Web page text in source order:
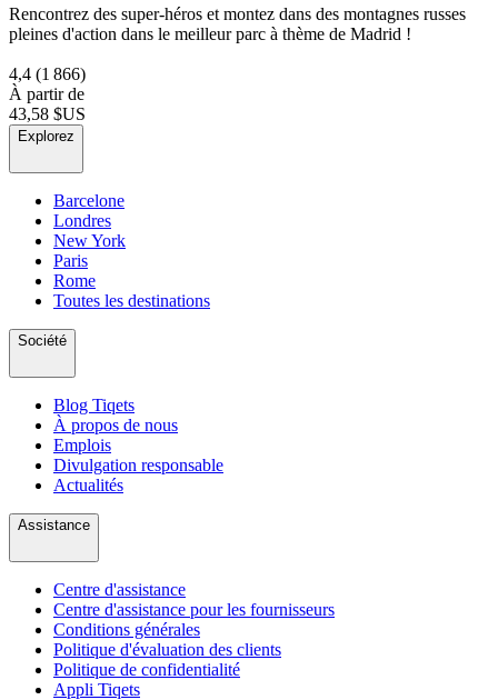
Rencontrez des super-héros et montez dans des montagnes russes
pleines d'action dans le meilleur parc à thème de Madrid !
4,4 (1 866)
À partir de
43,58 $US
Explorez
Barcelone
Londres
New York
Paris
Rome
Toutes les destinations
Société
Blog Tiqets
À propos de nous
Emplois
Divulgation responsable
Actualités
Assistance
Centre d'assistance
Centre d'assistance pour les fournisseurs
Conditions générales
Politique d'évaluation des clients
Politique de confidentialité
Appli Tiqets